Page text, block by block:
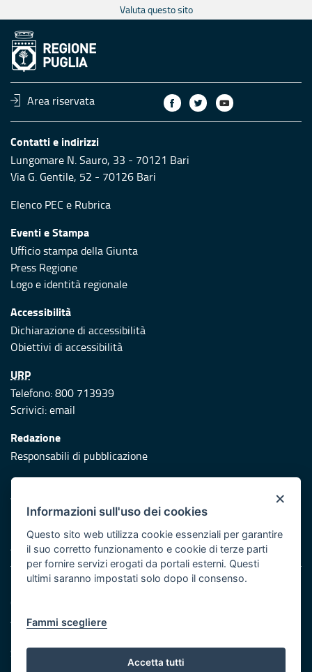
Valuta questo sito
Area riservata
Contatti e indirizzi
Lungomare N. Sauro, 33 - 70121 Bari
Via G. Gentile, 52 - 70126 Bari
Elenco PEC e Rubrica
Eventi e Stampa
Ufficio stampa della Giunta
Press Regione
Logo e identità regionale
Accessibilità
Dichiarazione di accessibilità
Obiettivi di accessibilità
URP
Telefono: 800 713939
Scrivici:email
Redazione
Responsabili di pubblicazione
Protezione civile
Vai al sito di Protezione Civile Puglia
Iniziativa finanziata con risorse del POR Puglia 2014/2020 -
Asse XI
Note legali
Cookie e privacy
Atti di notifica
Servizi Intranet
×
Informazioni sull'uso dei cookies
Questo sito web utilizza cookie essenziali per garantire
il suo corretto funzionamento e cookie di terze parti
per fornire servizi erogati da portali esterni. Questi
ultimi saranno impostati solo dopo il consenso.
Fammi scegliere
Accetta tutti